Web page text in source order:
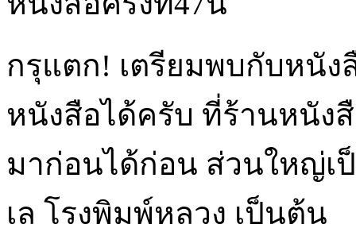
กรุแตก! เตรียมพบกับหนัง
หนังสือได้ครับ ที่ร้านหนัง
มาก่อนได้ก่อน ส่วนใหญ่เ
เล โรงพิมพ์หลวง เป็นต้น